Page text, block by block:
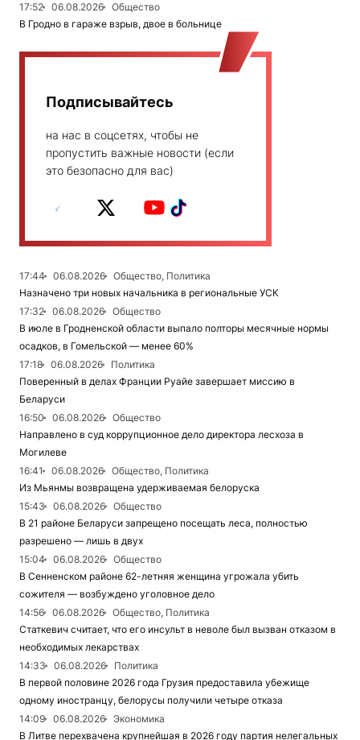
17:52
06.08.2026
Общество
В Гродно в гараже взрыв, двое в больнице
Подписывайтесь
на нас в соцсетях, чтобы не
пропустить важные новости (если
это безопасно для вас)
17:44 06.08.2026
Общество, Политика
Назначено три новых начальника в региональные УСК
17:32
06.08.2026
Общество
В июле в Гродненской области выпало полторы месячные нормы
осадков, в Гомельской — менее 60%
17:18
06.08.2026
Политика
Поверенный в делах Франции Руайе завершает миссию в
Беларуси
16:50
06.08.2026
Общество
Направлено в суд коррупционное дело директора лесхоза в
Могилеве
16:41
06.08.2026
Общество, Политика
Из Мьянмы возвращена удерживаемая белоруска
15:43
06.08.2026
Общество
В 21 районе Беларуси запрещено посещать леса, полностью
разрешено — лишь в двух
15:04
06.08.2026
Общество
В Сенненском районе 62-летняя женщина угрожала убить
сожителя — возбуждено уголовное дело
14:56
06.08.2026
Общество, Политика
Статкевич считает, что его инсульт в неволе был вызван отказом в
необходимых лекарствах
14:33
06.08.2026
Политика
В первой половине 2026 года Грузия предоставила убежище
одному иностранцу, белорусы получили четыре отказа
14:09
06.08.2026
Экономика
В Литве перехвачена крупнейшая в 2026 году партия нелегальных